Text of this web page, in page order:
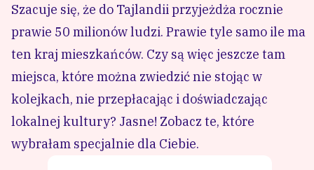
Szacuje się, że do Tajlandii przyjeżdża rocznie
prawie 50 milionów ludzi. Prawie tyle samo ile ma
ten kraj mieszkańców. Czy są więc jeszcze tam
miejsca, które można zwiedzić nie stojąc w
kolejkach, nie przepłacając i doświadczając
lokalnej kultury? Jasne! Zobacz te, które
wybrałam specjalnie dla Ciebie.